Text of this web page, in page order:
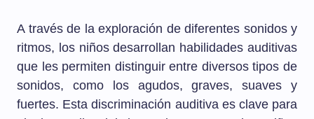
A través de la exploración de diferentes sonidos y
ritmos, los niños desarrollan habilidades auditivas
que les permiten distinguir entre diversos tipos de
sonidos, como los agudos, graves, suaves y
fuertes. Esta discriminación auditiva es clave para